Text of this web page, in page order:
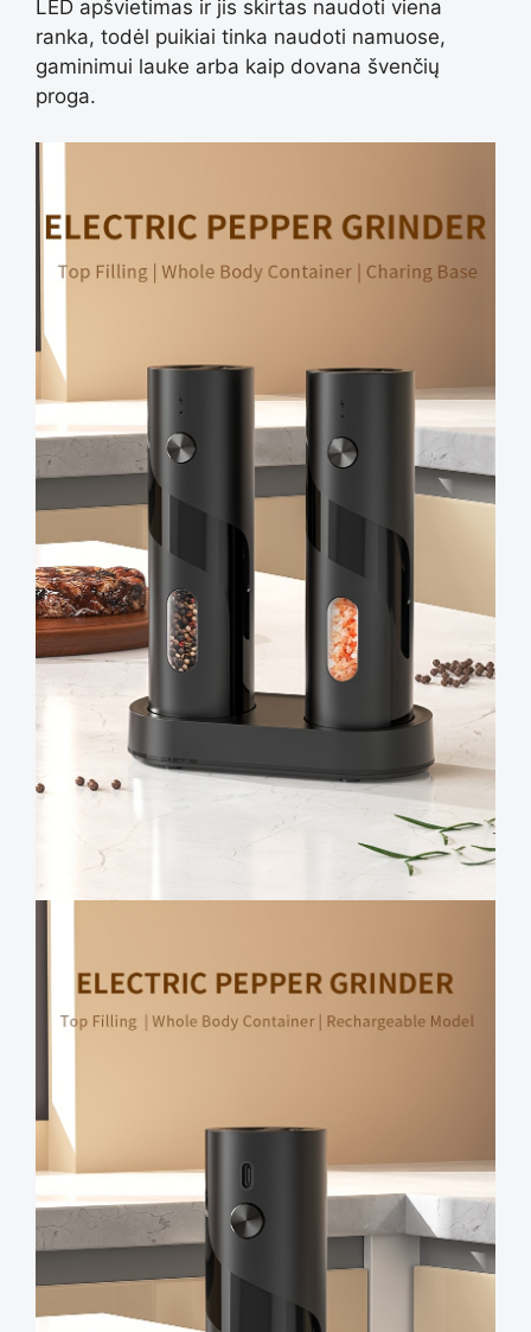
LED apšvietimas ir jis skirtas naudoti viena
ranka, todėl puikiai tinka naudoti namuose,
gaminimui lauke arba kaip dovana švenčių
proga.